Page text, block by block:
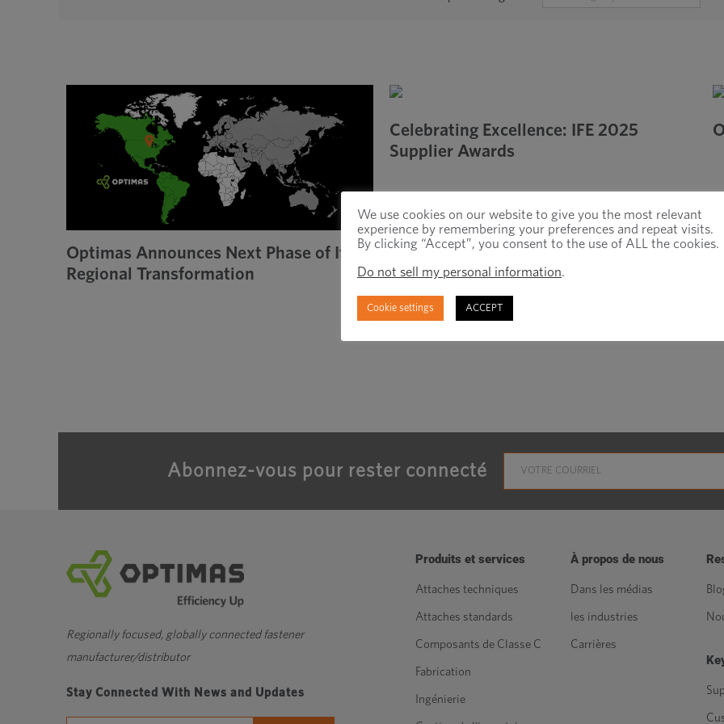
Optimas Announces Next Phase of Its
Regional Transformation
Celebrating Excellence: IFE 2025
Supplier Awards
Abonnez-vous pour rester connecté
Regionally focused, globally connected fastener
manufacturer/distributor
Stay Connected With News and Updates
Produits et services
Attaches techniques
Attaches standards
Composants de Classe C
Fabrication
Ingénierie
À propos de nous
Dans les médias
les industries
Carrières
We use cookies on our website to give you the most relevant
experience by remembering your preferences and repeat visits.
By clicking “Accept”, you consent to the use of ALL the cookies.
Do not sell my personal information.
Cookie settings ACCEPT